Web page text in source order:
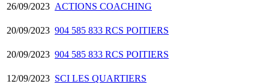
26/09/2023 ACTIONS COACHING
20/09/2023 904 585 833 RCS POITIERS
20/09/2023 904 585 833 RCS POITIERS
12/09/2023 SCI LES QUARTIERS